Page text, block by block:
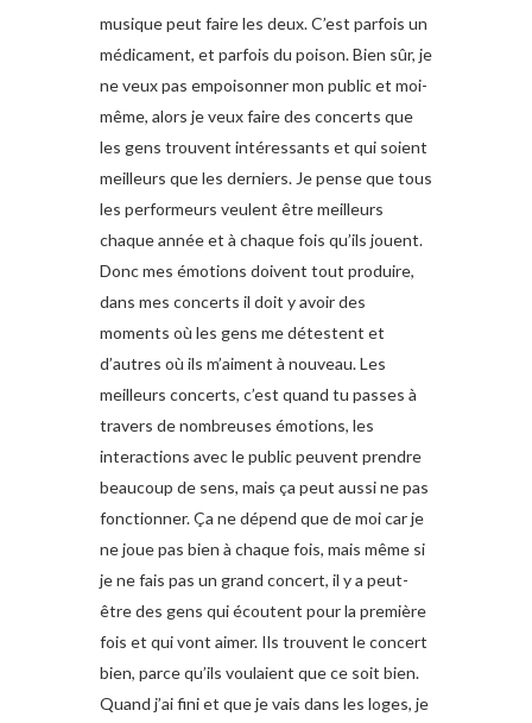
musique peut faire les deux. C’est parfois un
médicament, et parfois du poison. Bien sûr, je
ne veux pas empoisonner mon public et moi-
même, alors je veux faire des concerts que
les gens trouvent intéressants et qui soient
meilleurs que les derniers. Je pense que tous
les performeurs veulent être meilleurs
chaque année et à chaque fois qu’ils jouent.
Donc mes émotions doivent tout produire,
dans mes concerts il doit y avoir des
moments où les gens me détestent et
d’autres où ils m’aiment à nouveau. Les
meilleurs concerts, c’est quand tu passes à
travers de nombreuses émotions, les
interactions avec le public peuvent prendre
beaucoup de sens, mais ça peut aussi ne pas
fonctionner. Ça ne dépend que de moi car je
ne joue pas bien à chaque fois, mais même si
je ne fais pas un grand concert, il y a peut-
être des gens qui écoutent pour la première
fois et qui vont aimer. Ils trouvent le concert
bien, parce qu’ils voulaient que ce soit bien.
Quand j’ai fini et que je vais dans les loges, je